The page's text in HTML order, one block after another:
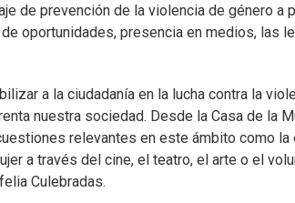
de prevención de la violencia de género a
oportunidades, presencia en medios, las
a la ciudadanía en la lucha contra la
nuestra sociedad. Desde la Casa de la
relevantes en este ámbito como la
a través del cine, el teatro, el arte o el
Culebradas.